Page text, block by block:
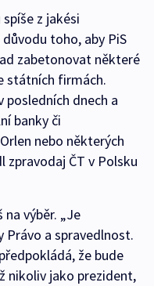
z jakési
toho, aby PiS
zabetonovat některé
státních firmách.
dnech a
banky či
nebo některých
zpravodaj ČT v Polsku
na výběr. „Je
a spravedlnost.
že bude
nikoliv jako prezident,